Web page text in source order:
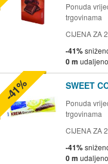
Ponuda
trgovinama
CIJENA ZA
-41%
0 m udaljeno
SWEET
Ponuda
trgovinama
CIJENA ZA
-41%
0 m udaljeno
-41%